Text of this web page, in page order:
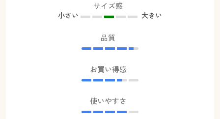
サイズ感
小さい 大きい
品質
お買い得感
使いやすさ